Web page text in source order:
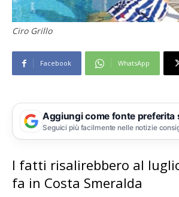
Ciro Grillo
Facebook WhatsApp
Aggiungi come fonte preferita
Seguici più facilmente nelle notizie
I fatti risalirebbero al
fa in Costa Smeralda